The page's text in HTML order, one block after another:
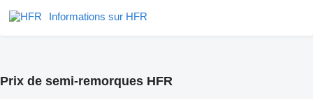
Informations sur HFR
Prix de semi-remorques HFR